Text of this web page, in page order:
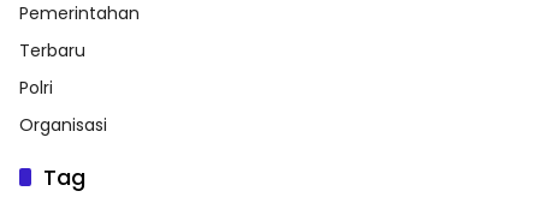
Pemerintahan
Terbaru
Polri
Organisasi
Tag